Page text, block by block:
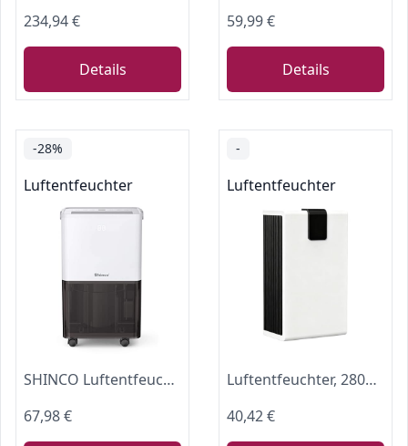
234,94 €
Details
59,99 €
Details
-28%
Luftentfeuchter
SHINCO Luftentfeuchter Elektrisch 10L,Raumentfeuchter mit Feuchtigkeitssensor,Energieeinsparung,Entfeuchter mit Aktivkohlefilter,Wäsche trocknen,Automatischer Neustart,Ablaufschlauch,45m³/15m²
67,98 €
-
Luftentfeuchter
Luftentfeuchter, 2800ML Elektrischer Luftentfeuchter mit Ultra-Leise Automatischer Abschaltung, 7 Farben Licht Entfeuchter für Keller Badezimmer, Raumentfeuchter Dehumidifier, Silberweiß
40,42 €